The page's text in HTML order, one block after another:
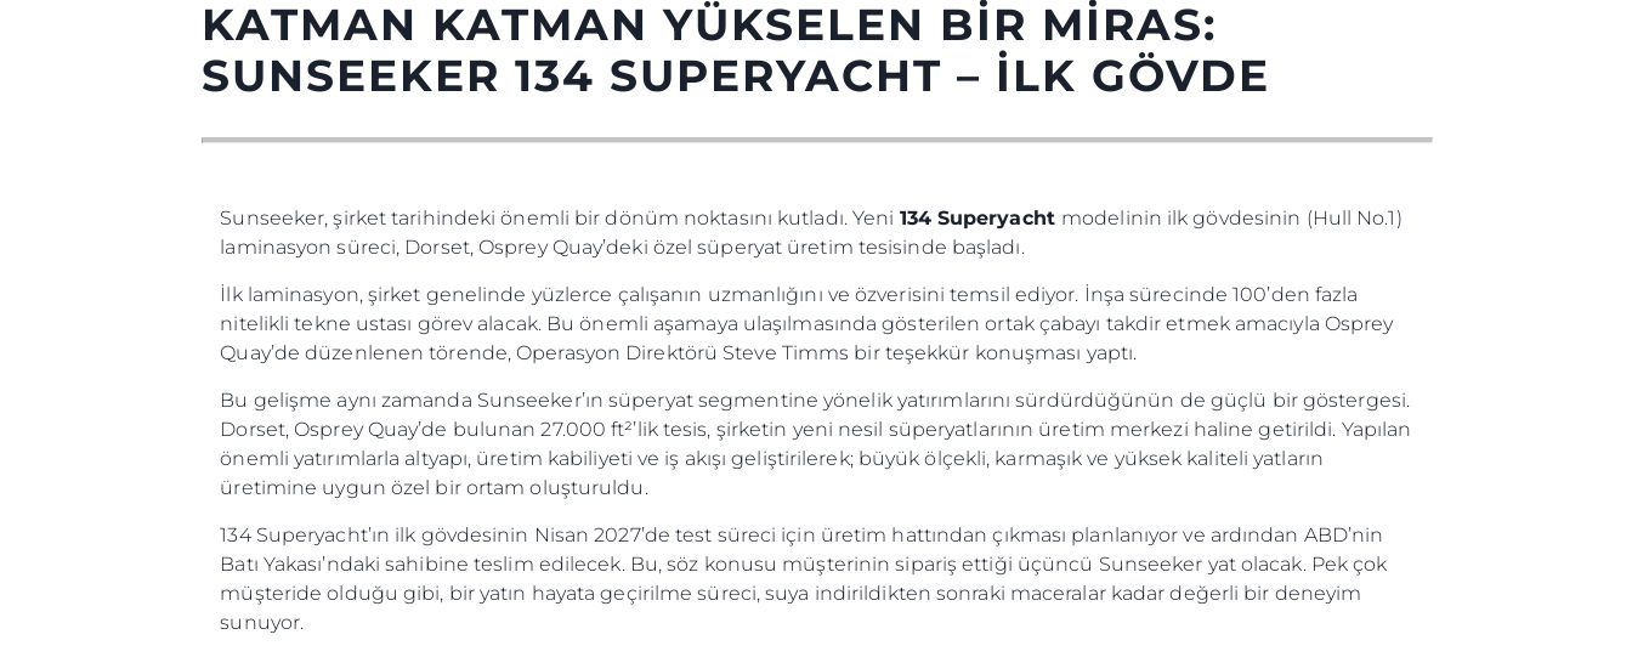
KATMAN KATMAN YÜKSELEN BIR MIRAS:
SUNSEEKER 134 SUPERYACHT – İLK GÖVDE
Sunseeker, şirket tarihindeki önemli bir dönüm noktasını kutladı. Yeni 134 Superyacht modelinin ilk gövdesinin (Hull No.1)
laminasyon süreci, Dorset, Osprey Quay’deki özel süperyat üretim tesisinde başladı.
İlk laminasyon, şirket genelinde yüzlerce çalışanın uzmanlığını ve özverisini temsil ediyor. İnşa sürecinde 100’den fazla
nitelikli tekne ustası görev alacak. Bu önemli aşamaya ulaşılmasında gösterilen ortak çabayı takdir etmek amacıyla Osprey
Quay’de düzenlenen törende, Operasyon Direktörü Steve Timms bir teşekkür konuşması yaptı.
Bu gelişme aynı zamanda Sunseeker’ın süperyat segmentine yönelik yatırımlarını sürdürdüğünün de güçlü bir göstergesi.
Dorset, Osprey Quay’de bulunan 27.000 ft²’lik tesis, şirketin yeni nesil süperyatlarının üretim merkezi haline getirildi. Yapılan
önemli yatırımlarla altyapı, üretim kabiliyeti ve iş akışı geliştirilerek; büyük ölçekli, karmaşık ve yüksek kaliteli yatların
üretimine uygun özel bir ortam oluşturuldu.
134 Superyacht’ın ilk gövdesinin Nisan 2027’de test süreci için üretim hattından çıkması planlanıyor ve ardından ABD’nin
Batı Yakası’ndaki sahibine teslim edilecek. Bu, söz konusu müşterinin sipariş ettiği üçüncü Sunseeker yat olacak. Pek çok
müşteride olduğu gibi, bir yatın hayata geçirilme süreci, suya indirildikten sonraki maceralar kadar değerli bir deneyim
sunuyor.
Bilgi
Si̇te Hari̇tasi
İrti̇bat
Çerez Tercihleri
Yasal Haklar
Privacy Policy
MODERN SLAVERY
STATEMENT
TERMS & CONDITIONS
RECRUITMENT
Şi̇rket
Brokerage
Kiralama
Haberler
Etkinlikler
Şi̇rket
Ekip